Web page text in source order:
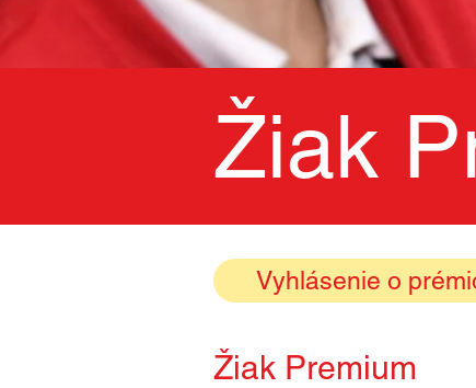
Žiak
Vyhlásenie o
Žiak Premium